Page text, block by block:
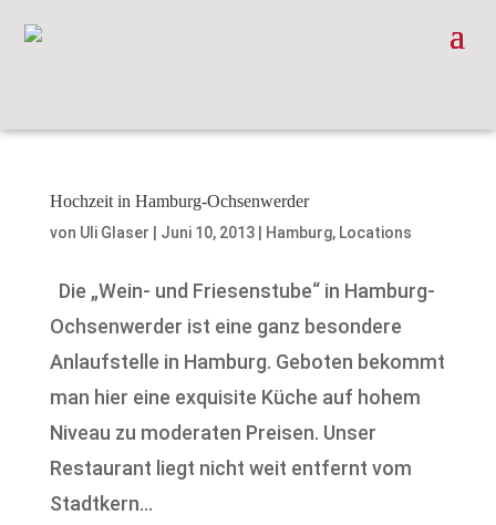
Hochzeit in Hamburg-Ochsenwerder
von Uli Glaser Juni 10, 2013| Hamburg, Locations
Die „Wein- und Friesenstube“ in Hamburg-
Ochsenwerder ist eine ganz besondere
Anlaufstelle in Hamburg. Geboten bekommt
man hier eine exquisite Küche auf hohem
Niveau zu moderaten Preisen. Unser
Restaurant liegt nicht weit entfernt vom
Stadtkern...